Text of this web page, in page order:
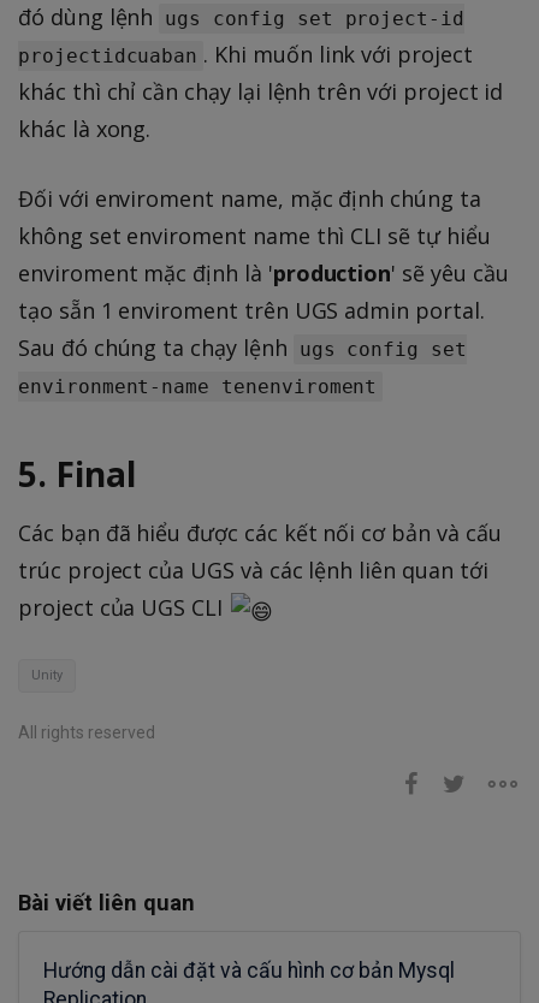
đó dùng lệnh
ugs config set project-id
projectidcuaban . Khi muốn link với project
khác thì chỉ cần chạy lại lệnh trên với project id
khác là xong.
Đối với enviroment name, mặc định chúng ta
không set enviroment name thì CLI sẽ tự hiểu
enviroment mặc định là 'production' sẽ yêu cầu
tạo sẵn 1 enviroment trên UGS admin portal.
Sau đó chúng ta chạy lệnh
ugs config set
environment-name tenenviroment
5. Final
Các bạn đã hiểu được các kết nối cơ bản và cấu
trúc project của UGS và các lệnh liên quan tới
project của UGS CLI
Unity
All rights reserved
Bài viết liên quan
Hướng dẫn cài đặt và cấu hình cơ bản Mysql